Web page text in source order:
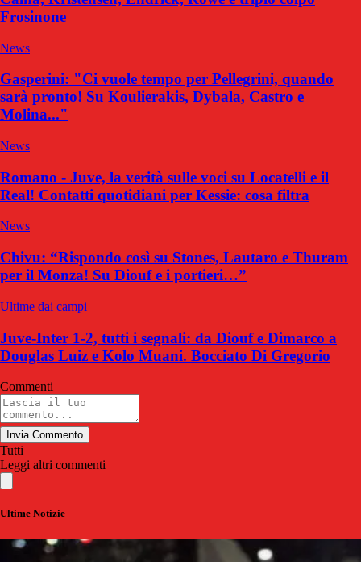
Frosinone
News
Gasperini: "Ci vuole tempo per Pellegrini, quando
sarà pronto! Su Koulierakis, Dybala, Castro e
Molina..."
News
Romano - Juve, la verità sulle voci su Locatelli e il
Real! Contatti quotidiani per Kessie: cosa filtra
News
Chivu: “Rispondo così su Stones, Lautaro e Thuram
per il Monza! Su Diouf e i portieri…”
Ultime dai campi
Juve-Inter 1-2, tutti i segnali: da Diouf e Dimarco a
Douglas Luiz e Kolo Muani. Bocciato Di Gregorio
Commenti
Invia Commento
Tutti
Leggi altri commenti
Ultime Notizie